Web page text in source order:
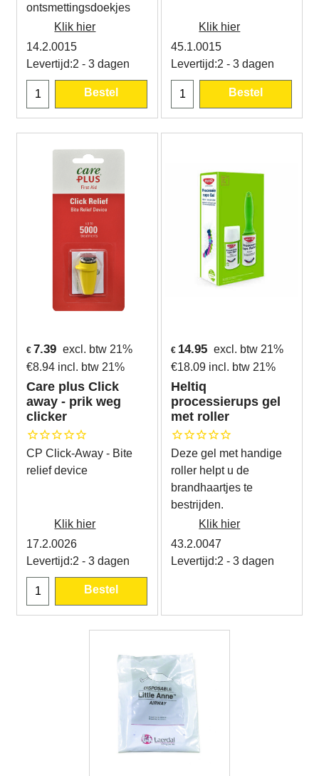
ontsmettingsdoekjes
Klik hier
14.2.0015
Levertijd:2 - 3 dagen
Bestel
Klik hier
45.1.0015
Levertijd:2 - 3 dagen
Bestel
€ 7.39 excl. btw 21%
€8.94 incl. btw 21%
Care plus Click
away - prik weg
clicker
CP Click-Away - Bite
relief device
Klik hier
17.2.0026
Levertijd:2 - 3 dagen
Bestel
€ 14.95 excl. btw 21%
€18.09 incl. btw 21%
Heltiq
processierups gel
met roller
Deze gel met handige
roller helpt u de
brandhaartjes te
bestrijden.
Klik hier
43.2.0047
Levertijd:2 - 3 dagen